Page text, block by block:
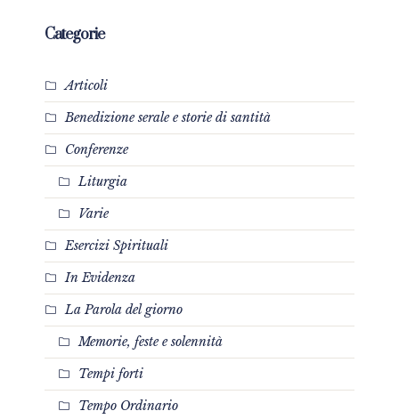
Categorie
Articoli
Benedizione serale e storie di santità
Conferenze
Liturgia
Varie
Esercizi Spirituali
In Evidenza
La Parola del giorno
Memorie, feste e solennità
Tempi forti
Tempo Ordinario